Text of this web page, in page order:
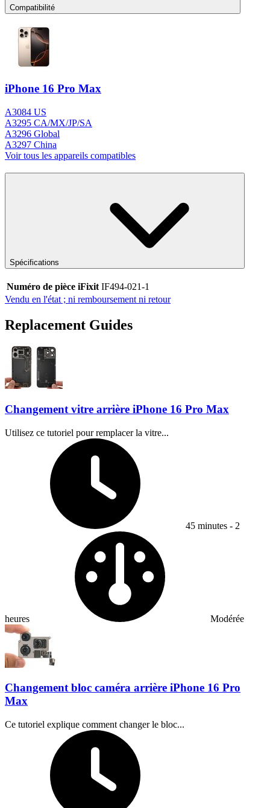
Compatibilité
iPhone 16 Pro Max
A3084 US
A3295 CA/MX/JP/SA
A3296 Global
A3297 China
Voir tous les appareils compatibles
Spécifications
Numéro de pièce iFixit IF494-021-1
Vendu en l'état ; ni remboursement ni retour
Replacement Guides
Changement vitre arrière iPhone 16 Pro Max
Utilisez ce tutoriel pour remplacer la vitre...
45 minutes - 2
heures Modérée
Changement bloc caméra arrière iPhone 16 Pro
Max
Ce tutoriel explique comment changer le bloc...